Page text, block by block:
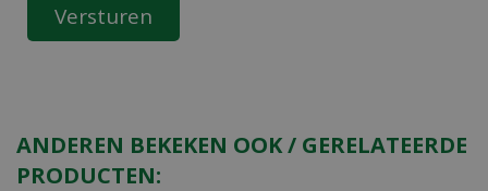
ANDEREN BEKEKEN OOK / GERELATEERDE
PRODUCTEN: